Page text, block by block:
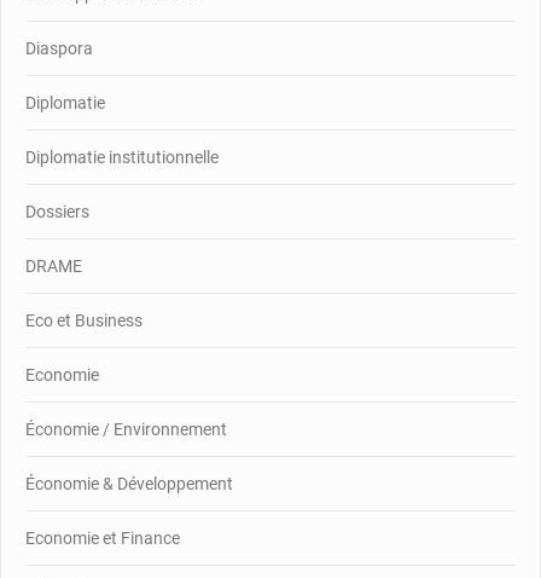
Diaspora
Diplomatie
Diplomatie institutionnelle
Dossiers
DRAME
Eco et Business
Economie
Économie / Environnement
Économie & Développement
Economie et Finance